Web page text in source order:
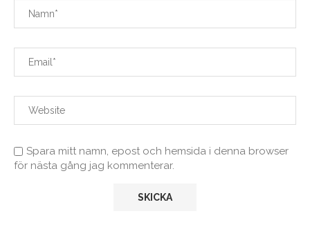
Spara mitt namn, epost och hemsida i denna browser
för nästa gång jag kommenterar.